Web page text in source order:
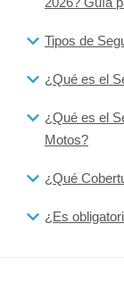
Tipos de
¿Qué es el
¿Qué es el
Motos?
¿Qué
¿Es